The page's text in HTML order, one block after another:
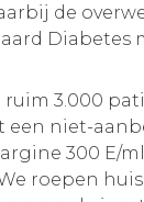
de
Diabetes
ruim 3.000
een niet-
300 E/
roepen